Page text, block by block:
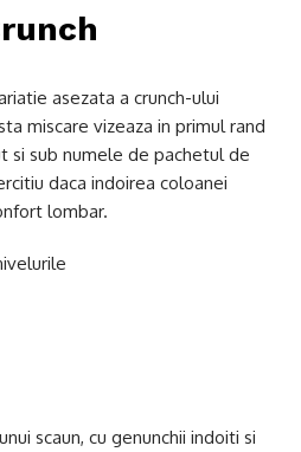
asezata a crunch-ului
miscare vizeaza in primul rand
si sub numele de pachetul de
daca indoirea coloanei
lombar.
scaun, cu genunchii indoiti si